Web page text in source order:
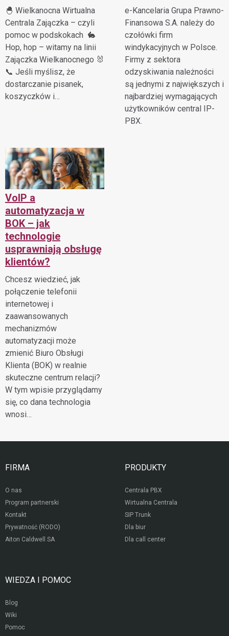
🐣 Wielkanocna Wirtualna
Centrala Zajączka – czyli
pomoc w podskokach 🐇
Hop, hop – witamy na linii
Zajączka Wielkanocnego 🐰
📞 Jeśli myślisz, że
dostarczanie pisanek,
koszyczków i…
e-Kancelaria Grupa Prawno-
Finansowa S.A. należy do
czołówki firm
windykacyjnych w Polsce.
Firmy z sektora
odzyskiwania należności
są jednymi z największych i
najbardziej wymagających
użytkowników central IP-
PBX.
VoIP a
automatyzacja w
BOK – jak
technologie
usprawniają obsługę
klientów?
Chcesz wiedzieć, jak
połączenie telefonii
internetowej i
zaawansowanych
mechanizmów
automatyzacji może
zmienić Biuro Obsługi
Klienta (BOK) w realnie
skuteczne centrum relacji?
W tym wpisie przyglądamy
się, co dana technologia
wnosi…
FIRMA
O nas
Program partnerski
Kontakt
Prywatność (RODO)
Aiton Caldwell SA
PRODUKTY
Centrala PBX
Wirtualna Centrala
SIP Trunk
Dla biur
Dla call center
WIEDZA I POMOC
Blog
Wiki
Pomoc